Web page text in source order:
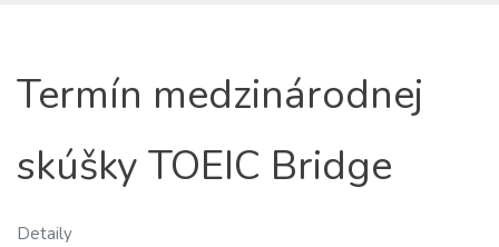
Termín medzinárodnej
skúšky TOEIC Bridge
Detaily